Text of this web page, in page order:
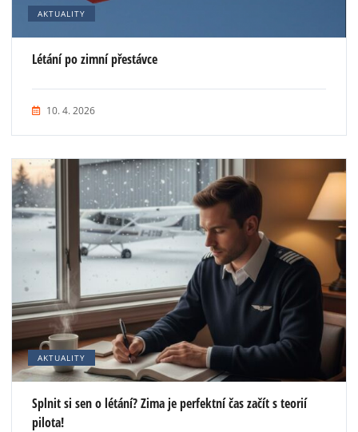
AKTUALITY
Létání po zimní přestávce
10. 4. 2026
AKTUALITY
Splnit si sen o létání? Zima je perfektní čas začít s teorií
pilota!